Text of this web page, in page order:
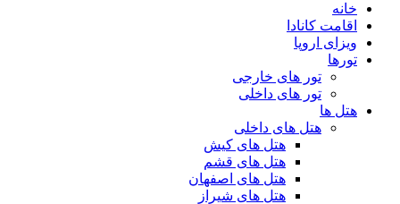
خانه
اقامت کانادا
ویزای اروپا
تورها
تور های خارجی
تور های داخلی
هتل ها
هتل های داخلی
هتل های کیش
هتل های قشم
هتل های اصفهان
هتل های شیراز